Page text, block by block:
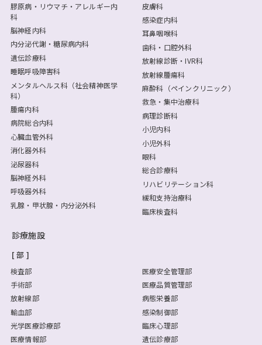
膠原病・リウマチ・アレルギー内
科
脳神経内科
内分泌代謝・糖尿病内科
遺伝診療科
睡眠呼吸障害科
メンタルヘルス科（社会精神医学
科）
腫瘍内科
病院総合内科
心臓血管外科
消化器外科
泌尿器科
脳神経外科
呼吸器外科
乳腺・甲状腺・内分泌外科
皮膚科
感染症内科
耳鼻咽喉科
歯科・口腔外科
放射線診断・IVR科
放射線腫瘍科
麻酔科（ペインクリニック）
救急・集中治療科
病理診断科
小児内科
小児外科
眼科
総合診療科
リハビリテーション科
緩和支持治療科
臨床検査科
診療施設
部
検査部
手術部
放射線部
輸血部
光学医療診療部
医療情報部
医療安全管理部
医療品質管理部
病態栄養部
感染制御部
臨床心理部
遺伝診療部